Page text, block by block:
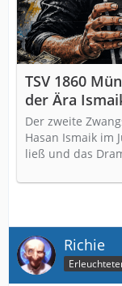
TSV 1860
der Ära
Der zweite
Hasan Ismaik im
ließ und das
Richie